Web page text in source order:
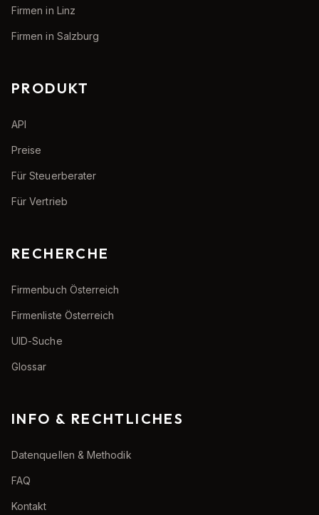
Firmen in Linz
Firmen in Salzburg
PRODUKT
API
Preise
Für Steuerberater
Für Vertrieb
RECHERCHE
Firmenbuch Österreich
Firmenliste Österreich
UID-Suche
Glossar
INFO & RECHTLICHES
Datenquellen & Methodik
FAQ
Kontakt